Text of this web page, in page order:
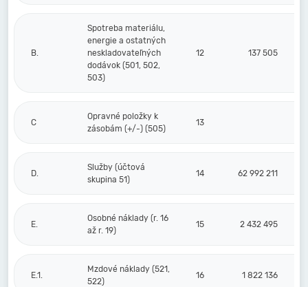
B.
Spotreba materiálu,
energie a ostatných
neskladovateľných
dodávok (501, 502,
503)
12 137 505
C
Opravné položky k
zásobám (+/-) (505)
13
D.
Služby (účtová
skupina 51)
14 62 992 211
E.
Osobné náklady (r. 16
až r. 19)
15 2 432 495
E.1.
Mzdové náklady (521,
522)
16 1 822 136